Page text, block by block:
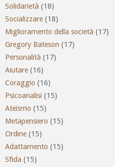
Solidarietà (18)
Socializzare (18)
Miglioramento della società (17)
Gregory Bateson (17)
Personalità (17)
Aiutare (16)
Coraggio (16)
Psicoanalisi (15)
Ateismo (15)
Metapensiero (15)
Ordine (15)
Adattamento (15)
Sfida (15)